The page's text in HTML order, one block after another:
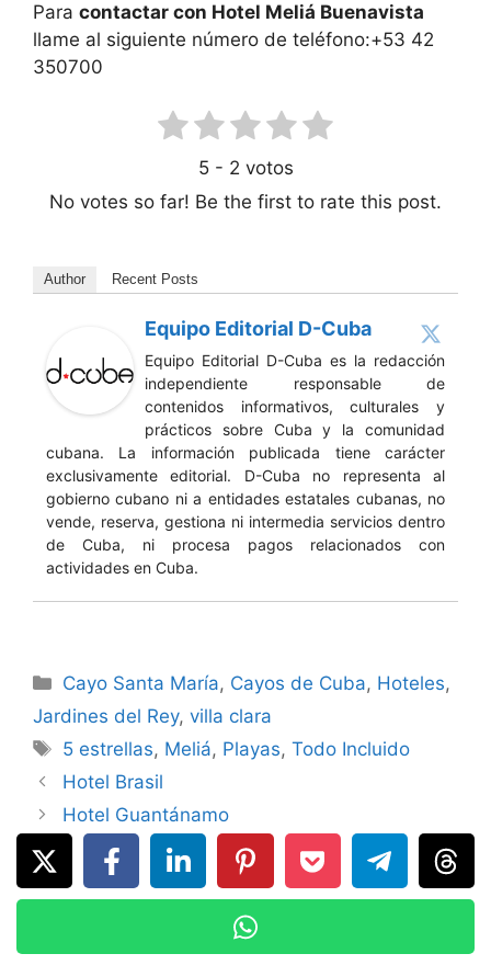
Para contactar con Hotel Meliá Buenavista
llame al siguiente número de teléfono:+53 42
350700
5- 2 votos
No votes so far! Be the first to rate this post.
Author Recent Posts
Equipo Editorial D-Cuba
Equipo Editorial D-Cuba es la redacción
independiente responsable de
contenidos informativos, culturales y
prácticos sobre Cuba y la comunidad
cubana. La información publicada tiene carácter
exclusivamente editorial. D-Cuba no representa al
gobierno cubano ni a entidades estatales cubanas, no
vende, reserva, gestiona ni intermedia servicios dentro
de Cuba, ni procesa pagos relacionados con
actividades en Cuba.
Categories
Cayo Santa María, Cayos de Cuba, Hoteles,
Jardines del Rey, villa clara
Tags
5 estrellas, Meliá, Playas,Todo Incluido
Hotel Brasil
Hotel Guantánamo
Leave a Comment